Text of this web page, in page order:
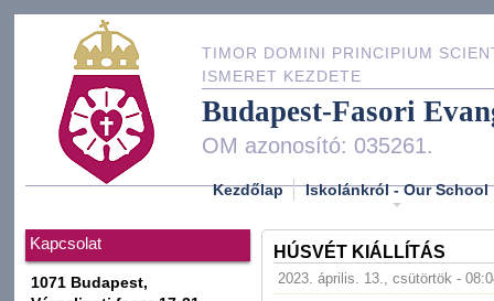
TIMOR DOMINI PRINCIPIUM
ISMERET KEZDETE
Budapest-Fasori
OM azonosító: 035261.
Kezdőlap Iskolánkról - Our School
Kapcsolat
1071 Budapest,
HÚSVÉT KIÁLLÍTÁS
2023. április. 13., csütörtök -